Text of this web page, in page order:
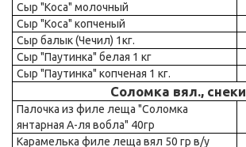
Сыр "Коса" молочный
Сыр "Коса" копченый
Сыр балык (Чечил) 1кг.
Сыр "Паутинка" белая 1 кг
Сыр "Паутинка" копченая 1 кг.
Соломка вял., снеки
Палочка из филе леща "Соломка
янтарная А-ля вобла" 40гр
Карамелька филе леща вял 50 гр в/у